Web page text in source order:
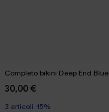
Completo bikini Deep End Blue
30,00 €
3 articoli -15%